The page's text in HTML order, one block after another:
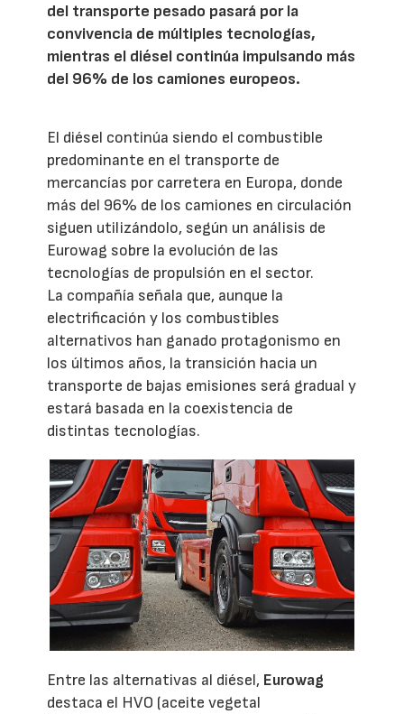
del transporte pesado pasará por la
convivencia de múltiples tecnologías,
mientras el diésel continúa impulsando más
del 96% de los camiones europeos.
El diésel continúa siendo el combustible
predominante en el transporte de
mercancías por carretera en Europa, donde
más del 96% de los camiones en circulación
siguen utilizándolo, según un análisis de
Eurowag sobre la evolución de las
tecnologías de propulsión en el sector.
La compañía señala que, aunque la
electrificación y los combustibles
alternativos han ganado protagonismo en
los últimos años, la transición hacia un
transporte de bajas emisiones será gradual y
estará basada en la coexistencia de
distintas tecnologías.
Entre las alternativas al diésel, Eurowag
destaca el HVO (aceite vegetal